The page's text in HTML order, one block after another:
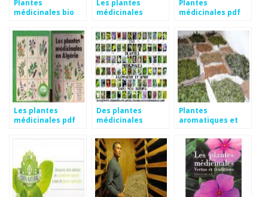
Plantes
médicinales bio
Les plantes
médicinales
Plantes
médicinales pdf
Les plantes
médicinales pdf
Des plantes
médicinales
Plantes
aromatiques et